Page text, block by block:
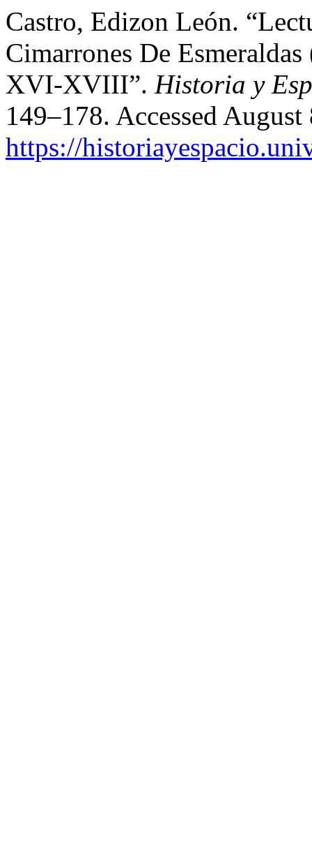
Castro, Edizon León.
Cimarrones De
XVI-XVIII”. Historia y
149–178. Accessed
https://